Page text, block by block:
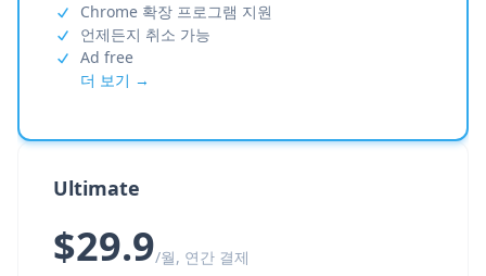
Chrome 확장 프로그램 지원
언제든지 취소 가능
Ad free
더 보기 →
Ultimate
$29.9/월, 연간 결제